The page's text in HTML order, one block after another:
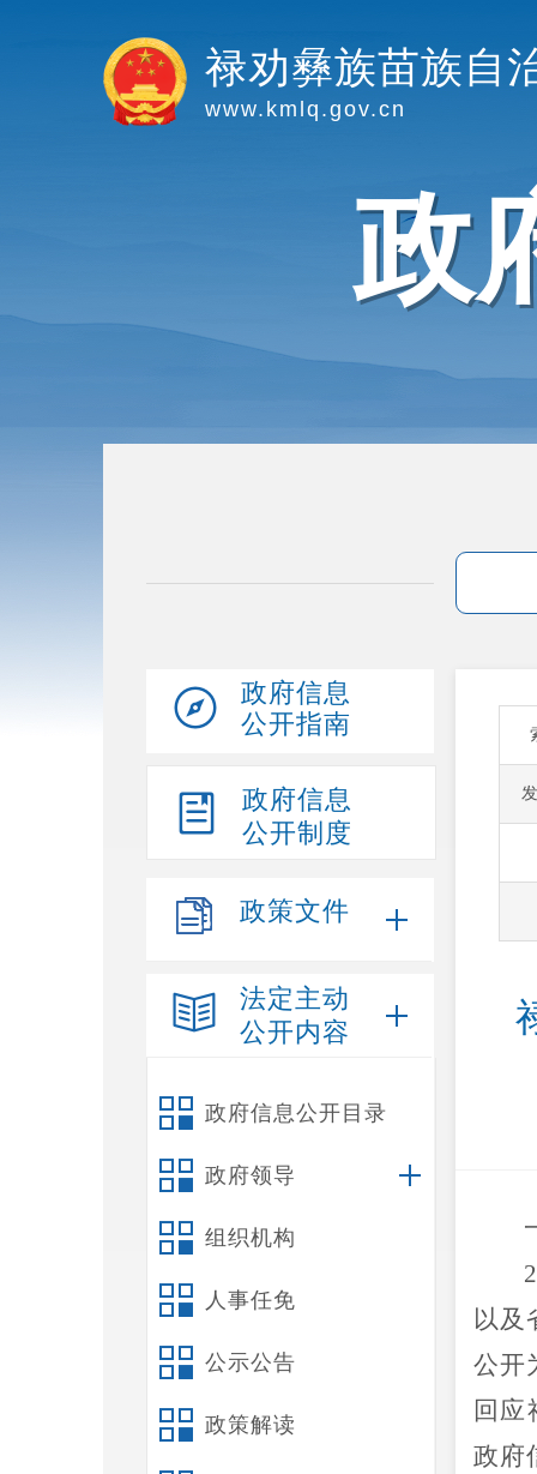
禄劝彝族苗族自
www.kmlq.gov.cn
政
政府信息
公开指南
政府信息
公开制度
政策文件
法定主动
公开内容
政府信息公开目录
政府领导
组织机构
人事任免
公示公告
政策解读
以及
公开
回应
政府